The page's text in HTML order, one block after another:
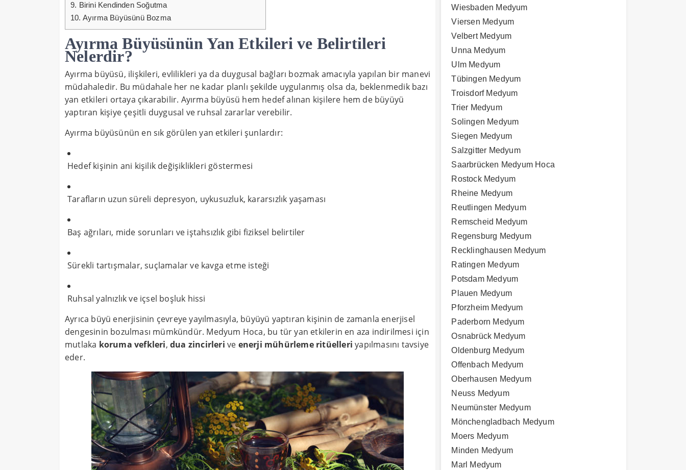
9. Birini Kendinden Soğutma
10. Ayırma Büyüsünü Bozma
Ayırma Büyüsünün Yan Etkileri ve Belirtileri
Nelerdir?
Ayırma büyüsü, ilişkileri, evlilikleri ya da duygusal bağları bozmak amacıyla yapılan bir manevi
müdahaledir. Bu müdahale her ne kadar planlı şekilde uygulanmış olsa da, beklenmedik bazı
yan etkileri ortaya çıkarabilir. Ayırma büyüsü hem hedef alınan kişilere hem de büyüyü
yaptıran kişiye çeşitli duygusal ve ruhsal zararlar verebilir.
Ayırma büyüsünün en sık görülen yan etkileri şunlardır:
Hedef kişinin ani kişilik değişiklikleri göstermesi
Tarafların uzun süreli depresyon, uykusuzluk, kararsızlık yaşaması
Baş ağrıları, mide sorunları ve iştahsızlık gibi fiziksel belirtiler
Sürekli tartışmalar, suçlamalar ve kavga etme isteği
Ruhsal yalnızlık ve içsel boşluk hissi
Ayrıca büyü enerjisinin çevreye yayılmasıyla, büyüyü yaptıran kişinin de zamanla enerjisel
dengesinin bozulması mümkündür. Medyum Hoca, bu tür yan etkilerin en aza indirilmesi için
mutlaka koruma vefkleri,dua zincirleri ve enerji mühürleme ritüelleri yapılmasını tavsiye
eder.
Wiesbaden Medyum
Viersen Medyum
Velbert Medyum
Unna Medyum
Ulm Medyum
Tübingen Medyum
Troisdorf Medyum
Trier Medyum
Solingen Medyum
Siegen Medyum
Salzgitter Medyum
Saarbrücken Medyum Hoca
Rostock Medyum
Rheine Medyum
Reutlingen Medyum
Remscheid Medyum
Regensburg Medyum
Recklinghausen Medyum
Ratingen Medyum
Potsdam Medyum
Plauen Medyum
Pforzheim Medyum
Paderborn Medyum
Osnabrück Medyum
Oldenburg Medyum
Offenbach Medyum
Oberhausen Medyum
Neuss Medyum
Neumünster Medyum
Mönchengladbach Medyum
Moers Medyum
Minden Medyum
Marl Medyum